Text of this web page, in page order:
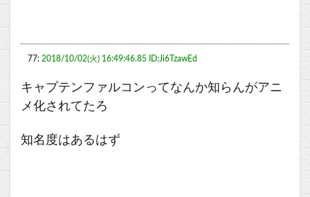
77: 2018/10/02(火) 16:49:46.85 ID:Ji6TzawEd
キャプテンファルコンってなんか知らんがアニ
メ化されてたろ
知名度はあるはず